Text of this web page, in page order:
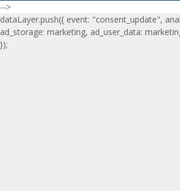
-->
dataLayer.push({ event: "consent_update",
ad_storage: marketing, ad_user_data:
});